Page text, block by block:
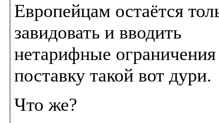
Европейцам остаётся
завидовать и вводить
нетарифные
поставку такой вот дури.
Что же?